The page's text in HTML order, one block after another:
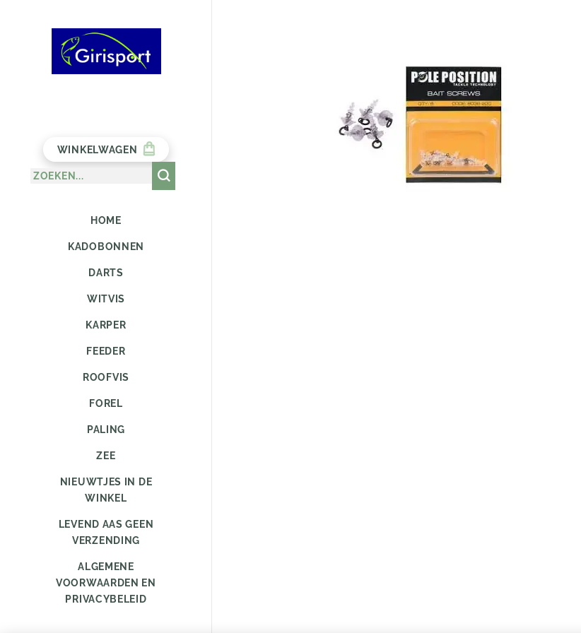
WINKELWAGEN
HOME
KADOBONNEN
DARTS
WITVIS
KARPER
FEEDER
ROOFVIS
FOREL
PALING
ZEE
NIEUWTJES IN DE
WINKEL
LEVEND AAS GEEN
VERZENDING
ALGEMENE
VOORWAARDEN EN
PRIVACYBELEID